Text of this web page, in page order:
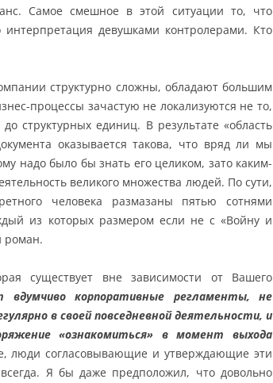
Самое смешное в этой ситуации то, что
интерпретация девушками контролерами. Кто
структурно сложны, обладают большим
процессы зачастую не локализуются не то,
структурных единиц. В результате «область
оказывается такова, что вряд ли мы
надо было бы знать его целиком, зато каким-
великого множества людей. По сути,
человека размазаны пятью сотнями
из которых размером если не с «Войну и
роман.
существует вне зависимости от Вашего
корпоративные регламенты, не
в своей повседневной деятельности, и
«ознакомиться» в момент выхода
люди согласовывающие и утверждающие эти
Я бы даже предположил, что довольно